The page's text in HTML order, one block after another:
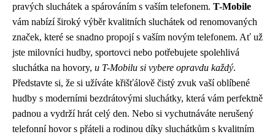
pravých sluchátek a spárováním s vaším telefonem. T-Mobile
vám nabízí široký výběr kvalitních sluchátek od renomovaných
značek, které se snadno propojí s vaším novým telefonem. Ať už
jste milovníci hudby, sportovci nebo potřebujete spolehlivá
sluchátka na hovory, u T-Mobilu si vybere opravdu každý.
Představte si, že si užíváte křišťálově čistý zvuk vaší oblíbené
hudby s moderními bezdrátovými sluchátky, která vám perfektně
padnou a vydrží hrát celý den. Nebo si vychutnáváte nerušený
telefonní hovor s přáteli a rodinou díky sluchátkům s kvalitním